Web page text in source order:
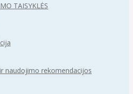
TAISYKLĖS
naudojimo rekomendacijos